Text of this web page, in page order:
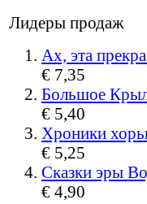
Лидеры продаж
Ах, эта
€ 7,35
Большое
€ 5,40
Хроники
€ 5,25
Сказки эры
€ 4,90